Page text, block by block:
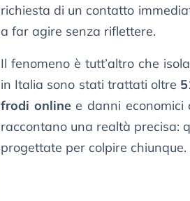
richiesta di un contatto
a far agire senza riflettere.
Il fenomeno è tutt’altro che
in Italia sono stati trattati oltre
frodi onlinee danni economici
raccontano una realtà precisa:
progettate per colpire chiunque.